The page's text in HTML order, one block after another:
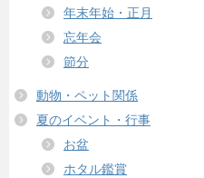
年末年始・正月
忘年会
節分
動物・ペット関係
夏のイベント・行事
お盆
ホタル鑑賞